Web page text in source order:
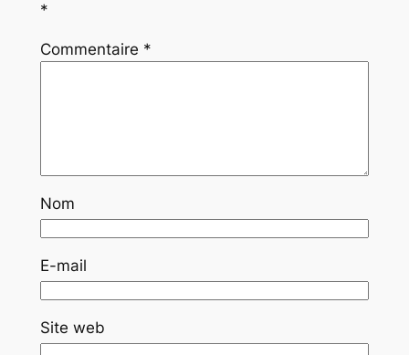
*
Commentaire *
Nom
E-mail
Site web